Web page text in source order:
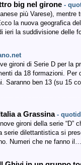
big nel girone -
più Varese), mentre
la nuova geografica
ieri la suddivisione delle
gironi di Serie D per la
da 18 formazioni. Per
Saranno ben 13 (su 15
a Grassina -
gironi della serie “D”
dilettantistica si
Numeri che ne fanno il…